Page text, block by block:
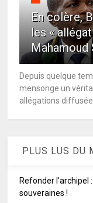
En colère,
les «
Mahamoud
Depuis quelque
mensonge un
allégations
PLUS LUS DU
Refonder l’archipel
souveraines !